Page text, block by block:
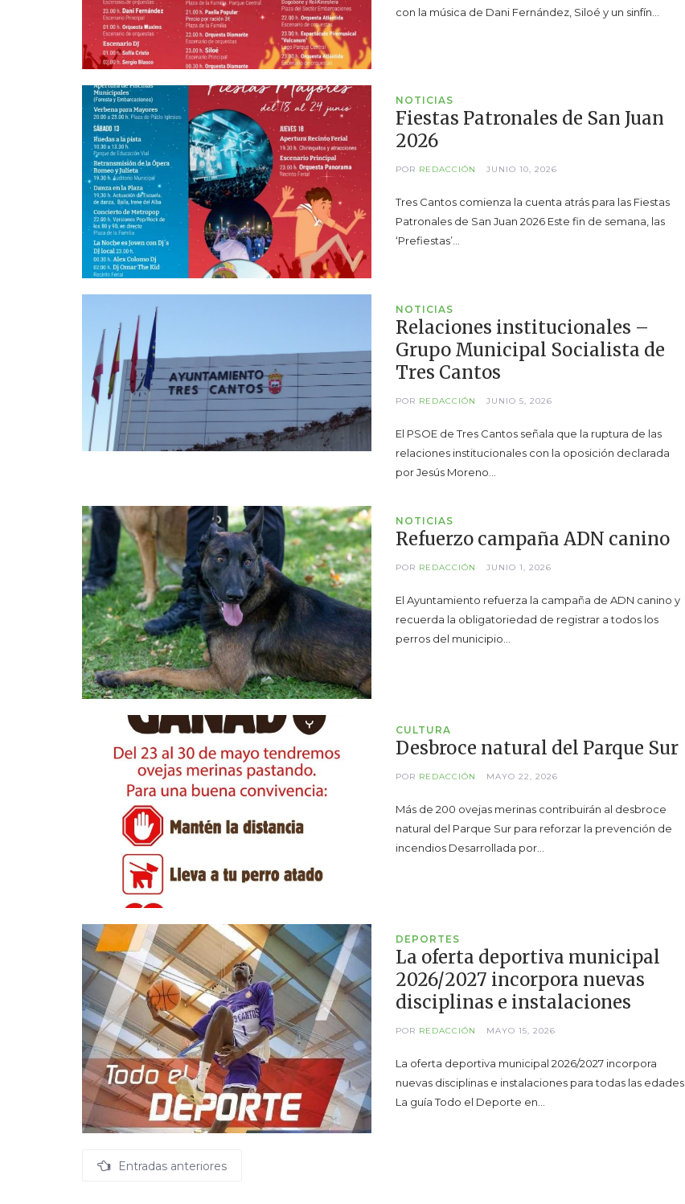
con la música de Dani Fernández, Siloé y un sinfín…
NOTICIAS
Fiestas Patronales de San Juan
2026
POR REDACCIÓN JUNIO 10, 2026
Tres Cantos comienza la cuenta atrás para las Fiestas
Patronales de San Juan 2026 Este fin de semana, las
‘Prefiestas’…
NOTICIAS
Relaciones institucionales –
Grupo Municipal Socialista de
Tres Cantos
POR REDACCIÓN JUNIO 5, 2026
El PSOE de Tres Cantos señala que la ruptura de las
relaciones institucionales con la oposición declarada
por Jesús Moreno…
NOTICIAS
Refuerzo campaña ADN canino
POR REDACCIÓN JUNIO 1, 2026
El Ayuntamiento refuerza la campaña de ADN canino y
recuerda la obligatoriedad de registrar a todos los
perros del municipio…
CULTURA
Desbroce natural del Parque Sur
POR REDACCIÓN MAYO 22, 2026
Más de 200 ovejas merinas contribuirán al desbroce
natural del Parque Sur para reforzar la prevención de
incendios Desarrollada por…
DEPORTES
La oferta deportiva municipal
2026/2027 incorpora nuevas
disciplinas e instalaciones
POR REDACCIÓN MAYO 15, 2026
La oferta deportiva municipal 2026/2027 incorpora
nuevas disciplinas e instalaciones para todas las edades
La guía Todo el Deporte en…
Navegación
Entradas anteriores